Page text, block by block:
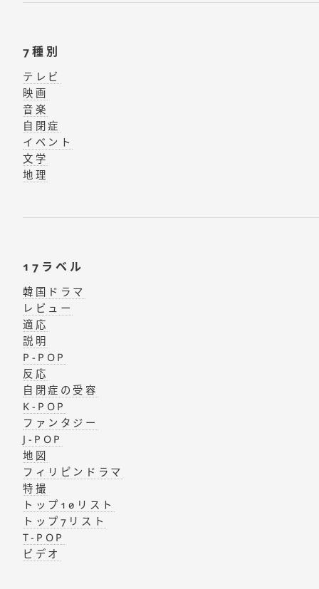
7種別
テレビ
映画
音楽
自閉症
イベント
文学
地理
17ラベル
韓国ドラマ
レビュー
適応
説明
P-POP
反応
自閉症の受容
K-POP
ファンタジー
J-POP
地図
フィリピンドラマ
特撮
トップ10リスト
トップ7リスト
T-POP
ビデオ